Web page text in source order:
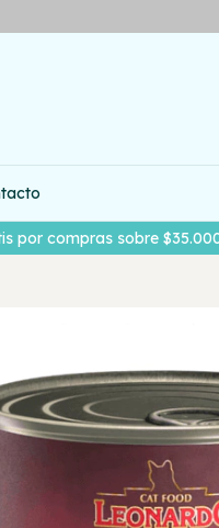
por compras sobre